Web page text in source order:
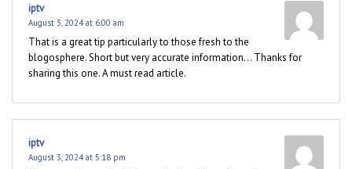
iptv
August 3, 2024 at 6:00 am
That is a great tip particularly to those fresh to the
blogosphere. Short but very accurate information… Thanks for
sharing this one. A must read article.
iptv
August 3, 2024 at 5:18 pm